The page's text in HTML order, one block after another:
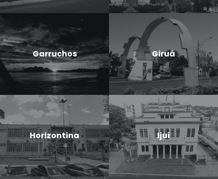
Garruchos Giruá
Horizontina Ijui